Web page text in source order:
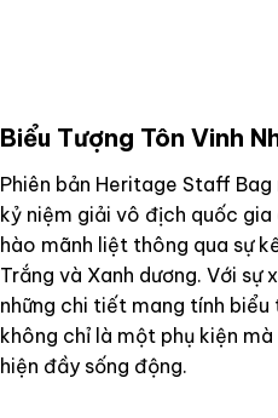
Biểu Tượng Tôn Vinh
Phiên bản Heritage Staff
kỷ niệm giải vô địch quốc
hào mãnh liệt thông qua sự
Trắng và Xanh dương. Với
những chi tiết mang tính
không chỉ là một phụ kiện
hiện đầy sống động.